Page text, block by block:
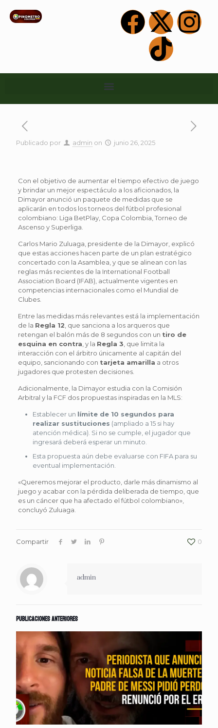
Publicado por admin on junio 26, 2025
Con el objetivo de aumentar el tiempo efectivo de juego
y brindar un mejor espectáculo a los aficionados, la
Dimayor anunció un paquete de medidas que se
aplicarán en todos los torneos del fútbol profesional
colombiano: Liga BetPlay, Copa Colombia, Torneo de
Ascenso y Superliga.
Carlos Mario Zuluaga, presidente de la Dimayor, explicó
que estas acciones hacen parte de un plan estratégico
concertado con la Asamblea, y que se alinean con las
reglas más recientes de la International Football
Association Board (IFAB), actualmente vigentes en
competencias internacionales como el Mundial de
Clubes.
Entre las medidas más relevantes está la implementación
de la Regla 12 , que sanciona a los arqueros que
retengan el balón más de 8 segundos con un tiro de
esquina en contra , y la Regla 3 , que limita la
interacción con el árbitro únicamente al capitán del
equipo, sancionando con tarjeta amarilla a otros
jugadores que protesten decisiones.
Adicionalmente, la Dimayor estudia con la Comisión
Arbitral y la FCF dos propuestas inspiradas en la MLS:
Establecer un límite de 10 segundos para
realizar sustituciones (ampliado a 15 si hay
atención médica). Si no se cumple, el jugador que
ingresará deberá esperar un minuto.
Esta propuesta aún debe evaluarse con FIFA para su
eventual implementación.
«Queremos mejorar el producto, darle más dinamismo al
juego y acabar con la pérdida deliberada de tiempo, que
es un cáncer que ha afectado el fútbol colombiano»,
concluyó Zuluaga.
Compartir 0
admin
Publicaciones anteriores